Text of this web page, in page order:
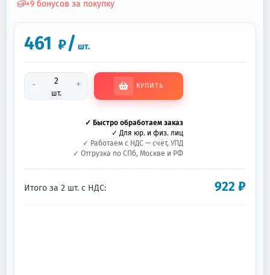
+9 бонусов за покупку
461 ₽/ шт.
-
шт.
+ КУПИТЬ
✓ Быстро обработаем заказ
✓ Для юр. и физ. лиц
✓ Работаем с НДС — счёт, УПД
✓ Отгрузка по СПб, Москве и РФ
Итого за 2 шт. с НДС: 922 ₽